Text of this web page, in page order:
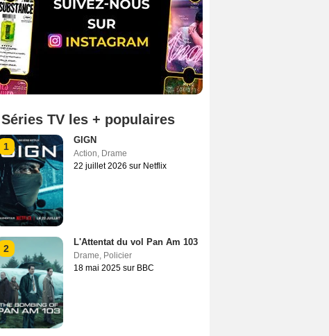
Séries TV les + populaires
1
GIGN
Action, Drame
22 juillet 2026 sur Netflix
2
L'Attentat du vol Pan Am 103
Drame, Policier
18 mai 2025 sur BBC